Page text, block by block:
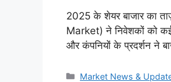
2025 के शेयर बाजार का
Market) ने निवेशकों को कई
और कंपनियों के प्रदर्शन ने
Categories
Market News &